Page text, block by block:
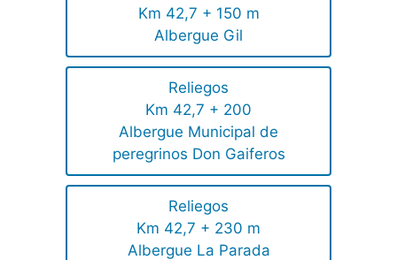
Km 42,7 + 150 m
Albergue Gil
Reliegos
Km 42,7 + 200
Albergue Municipal de
peregrinos Don Gaiferos
Reliegos
Km 42,7 + 230 m
Albergue La Parada